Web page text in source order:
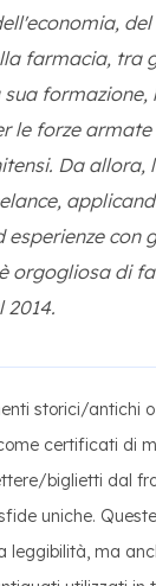
farmacia, tra
formazione,
le forze
Da allora,
esperienze con
orgogliosa di
storici/antichi
certificati di
biglietti dal
uniche.
leggibilità, ma